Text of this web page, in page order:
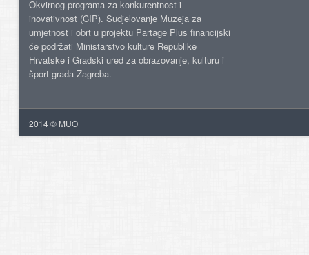
Okvirnog programa za konkurentnost i
inovativnost (CIP). Sudjelovanje Muzeja za
umjetnost i obrt u projektu Partage Plus financijski
će podržati Ministarstvo kulture Republike
Hrvatske i Gradski ured za obrazovanje, kulturu i
šport grada Zagreba.
2014 © MUO